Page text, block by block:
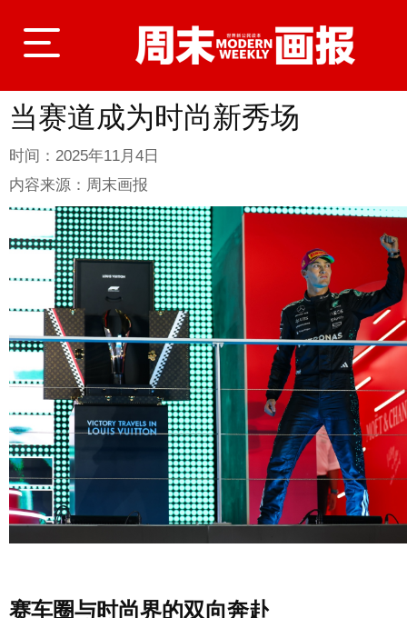
登录
首页
封面故事
商业
风尚 美容 时尚 明星
生活 文化 美食 旅游
当赛道成为时尚新秀场
时间： 2025年11月4日
内容来源： 周末画报
赛车圈与时尚界的双向奔赴